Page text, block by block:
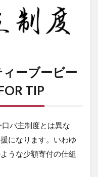
ーブービー
TIP
口バ主制度とは異な
になります。いわゆ
うな少額寄付の仕組